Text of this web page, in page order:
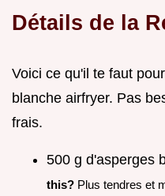
Détails de la
Voici ce qu'il te faut
blanche airfryer. Pas
frais.
500 g d'asperges
this? Plus tendres et